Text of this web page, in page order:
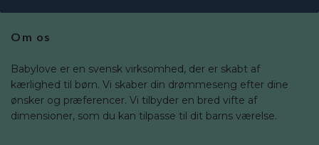
Om os
Babylove er en svensk virksomhed, der er skabt af
kærlighed til børn. Vi skaber din drømmeseng efter dine
ønsker og præferencer. Vi tilbyder en bred vifte af
dimensioner, som du kan tilpasse til dit barns værelse.